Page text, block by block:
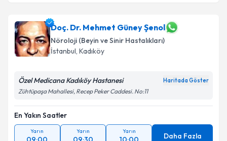
Doç. Dr. Mehmet Güney Şenol
Nöroloji (Beyin ve Sinir Hastalıkları)
İstanbul, Kadıköy
Özel Medicana Kadıköy Hastanesi Haritada Göster
Zühtüpaşa Mahallesi, Recep Peker Caddesi. No:11
En Yakın Saatler
Yarın Yarın Yarın
Daha Fazla